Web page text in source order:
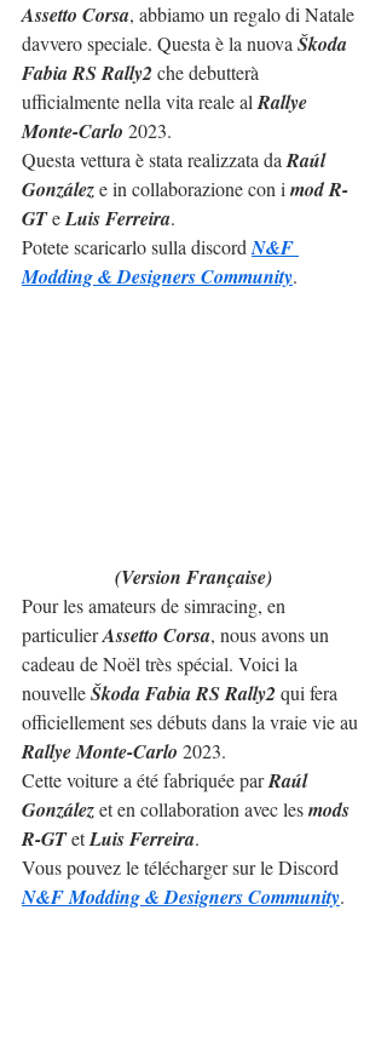
Assetto Corsa, abbiamo un regalo di Natale
davvero speciale. Questa è la nuova Škoda
Fabia RS Rally2 che debutterà
ufficialmente nella vita reale al Rallye
Monte-Carlo 2023.
Questa vettura è stata realizzata da Raúl
González e in collaborazione con i mod R-
GT e Luis Ferreira.
Potete scaricarlo sulla discord N&F
Modding & Designers Community.
(Version Française)
Pour les amateurs de simracing, en
particulier Assetto Corsa, nous avons un
cadeau de Noël très spécial. Voici la
nouvelle Škoda Fabia RS Rally2 qui fera
officiellement ses débuts dans la vraie vie au
Rallye Monte-Carlo 2023.
Cette voiture a été fabriquée par Raúl
González et en collaboration avec les mods
R-GT et Luis Ferreira.
Vous pouvez le télécharger sur le Discord
N&F Modding & Designers Community.